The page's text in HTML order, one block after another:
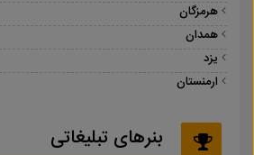
هرمزگان
همدان
یزد
ارمنستان
بنرهای تبلیغاتی